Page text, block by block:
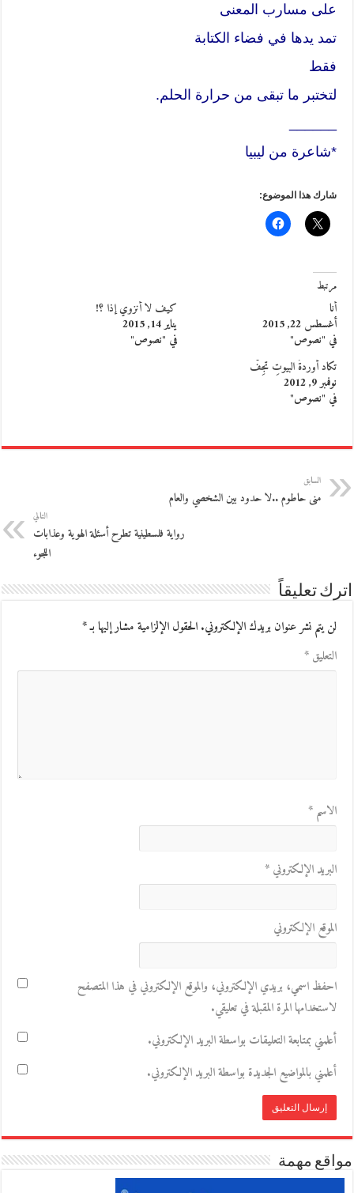
على مسارب المعنى
تمد يدها في فضاء الكتابة
فقط
لتختبر ما تبقى من حرارة الحلم.
*شاعرة من ليبيا
شارك هذا الموضوع:
مرتبط
أنا
أغسطس 22, 2015
في "نصوص"
كيف لا أنزوي إذا ؟!
يناير 14, 2015
في "نصوص"
تكاد أوردةُ البيوتِ تجِفُّ
نوفمبر 9, 2012
في "نصوص"
السابق
منى حاطوم ..لا حدود بين الشخصي والعام
التالي
رواية فلسطينية تطرح أسئلة الهوية وعذابات
اللجوء
اترك تعليقاً
لن يتم نشر عنوان بريدك الإلكتروني.الحقول الإلزامية مشار إليها بـ*
التعليق*
الاسم*
البريد الإلكتروني*
الموقع الإلكتروني
احفظ اسمي، بريدي الإلكتروني، والموقع الإلكتروني في هذا المتصفح
لاستخدامها المرة المقبلة في تعليقي.
أعلمني بمتابعة التعليقات بواسطة البريد الإلكتروني.
أعلمني بالمواضيع الجديدة بواسطة البريد الإلكتروني.
مواقع مهمة